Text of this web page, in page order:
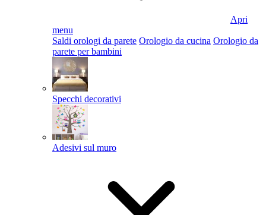
Apri
menu
Saldi orologi da parete Orologio da cucina Orologio da
parete per bambini
Specchi decorativi
Adesivi sul muro